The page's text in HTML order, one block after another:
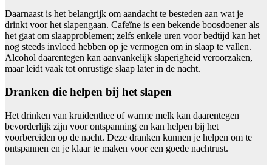
Daarnaast is het belangrijk om aandacht te besteden aan wat je
drinkt voor het slapengaan. Cafeïne is een bekende boosdoener als
het gaat om slaapproblemen; zelfs enkele uren voor bedtijd kan het
nog steeds invloed hebben op je vermogen om in slaap te vallen.
Alcohol daarentegen kan aanvankelijk slaperigheid veroorzaken,
maar leidt vaak tot onrustige slaap later in de nacht.
Dranken die helpen bij het slapen
Het drinken van kruidenthee of warme melk kan daarentegen
bevorderlijk zijn voor ontspanning en kan helpen bij het
voorbereiden op de nacht. Deze dranken kunnen je helpen om te
ontspannen en je klaar te maken voor een goede nachtrust.